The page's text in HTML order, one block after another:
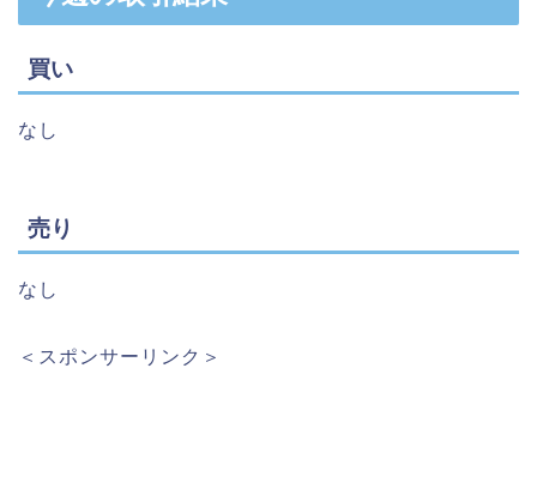
買い
なし
売り
なし
＜スポンサーリンク＞